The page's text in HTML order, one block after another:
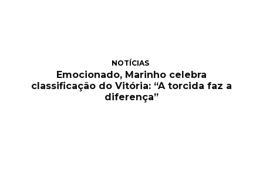
NOTÍCIAS
Emocionado, Marinho celebra
classificação do Vitória: “A torcida faz a
diferença”